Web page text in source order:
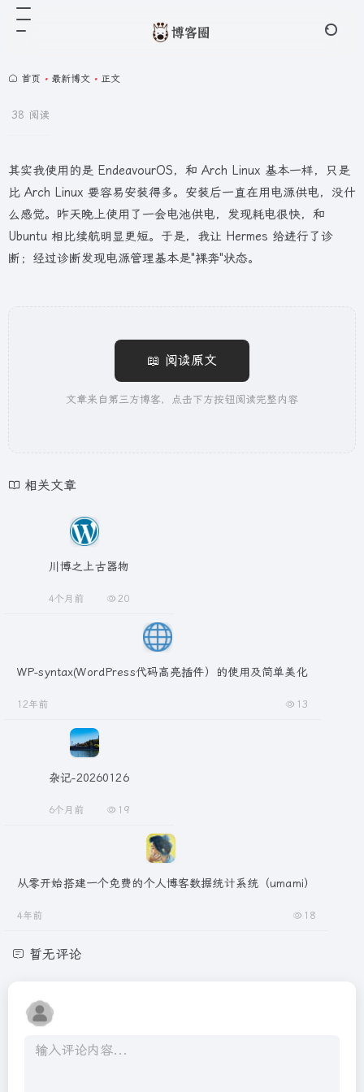
首页 • 最新博文 • 正文
38 阅读
其实我使用的是 EndeavourOS，和 Arch Linux 基本一样，只是
比 Arch Linux 要容易安装得多。安装后一直在用电源供电，没什
么感觉。昨天晚上使用了一会电池供电，发现耗电很快，和
Ubuntu 相比续航明显更短。于是，我让 Hermes 给进行了诊
断；经过诊断发现电源管理基本是"裸奔"状态。
📖 阅读原文
文章来自第三方博客，点击下方按钮阅读完整内容
相关文章
川博之上古器物
4个月前 20
WP-syntax(WordPress代码高亮插件）的使用及简单美化
12年前 13
杂记-20260126
6个月前 19
从零开始搭建一个免费的个人博客数据统计系统（umami）
4年前 18
暂无评论